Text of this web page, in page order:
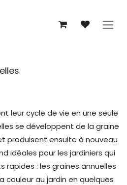
leur cycle de vie en une seule
se développent de la graine
produisent ensuite à nouveau
idéales pour les jardiniers qui
: les graines annuelles
au jardin en quelques